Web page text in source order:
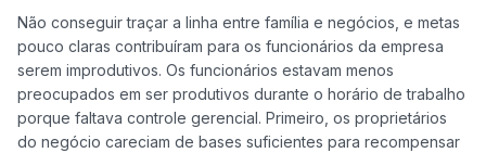
Não conseguir traçar a linha entre família e negócios, e metas
pouco claras contribuíram para os funcionários da empresa
serem improdutivos. Os funcionários estavam menos
preocupados em ser produtivos durante o horário de trabalho
porque faltava controle gerencial. Primeiro, os proprietários
do negócio careciam de bases suficientes para recompensar